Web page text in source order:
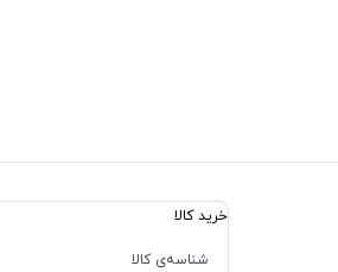
خرید کالا
شناسه‌ی کالا